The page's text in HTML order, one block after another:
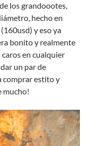
los grandoootes,
hecho en
y eso ya
bonito y realmente
en cualquier
un par de
comprar estito y
mucho!